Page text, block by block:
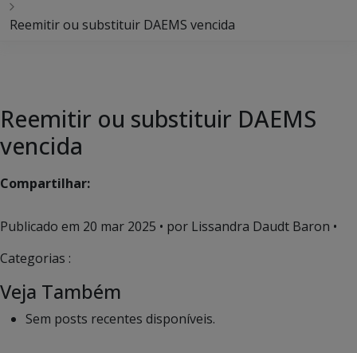
Reemitir ou substituir DAEMS vencida
Reemitir ou substituir DAEMS
vencida
Compartilhar:
Publicado em 20 mar 2025 • por Lissandra Daudt Baron •
Categorias :
Veja Também
Sem posts recentes disponíveis.